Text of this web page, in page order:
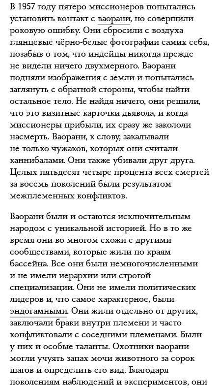
В 1957 году пятеро миссионеров попытались
установить контакт с ваорани, но совершили
роковую ошибку. Они сбросили с воздуха
глянцевые чёрно-белые фотографии самих себя,
позабыв о том, что индейцы никогда прежде
не видели ничего двухмерного. Ваорани
подняли изображения с земли и попытались
заглянуть с обратной стороны, чтобы найти
остальное тело. Не найдя ничего, они решили,
что это визитные карточки дьявола, и когда
миссионеры прибыли, их сразу же закололи
насмерть. Ваорани, к слову, закалывали
не только чужаков, которых они считали
каннибалами. Они также убивали друг друга.
Целых пятьдесят четыре процента всех смертей
за восемь поколений были результатом
межплеменных конфликтов.
Ваорани были и остаются исключительным
народом с уникальной историей. Но в то же
время они во многом схожи с другими
сообществами, которые жили по краям
бассейна. Все они были немногочисленными
и не имели иерархии или строгой
специализации. Они не имели политических
лидеров и, что самое характерное, были
эндогамными. Они жили отдельно от других,
заключали браки внутри племени и часто
конфликтовали с соседними племенами. Были
у них и особые таланты. Охотники ваорани
могли учуять запах мочи животного за сорок
шагов и определить его вид. Благодаря
поколениям наблюдений и экспериментов, они